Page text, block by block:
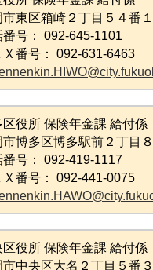
市東区箱崎２丁目５４番
番号： 092-645-1101
Ｘ番号： 092-631-6463
区役所 保険年金課 給付係
市博多区博多駅前２丁目
番号： 092-419-1117
Ｘ番号： 092-441-0075
区役所 保険年金課 給付係
市中央区大名２丁目５番